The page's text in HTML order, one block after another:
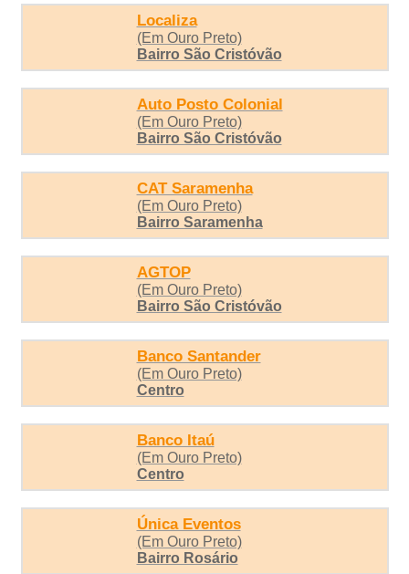
Localiza
(Em Ouro Preto)
Bairro São Cristóvão
Auto Posto Colonial
(Em Ouro Preto)
Bairro São Cristóvão
CAT Saramenha
(Em Ouro Preto)
Bairro Saramenha
AGTOP
(Em Ouro Preto)
Bairro São Cristóvão
Banco Santander
(Em Ouro Preto)
Centro
Banco Itaú
(Em Ouro Preto)
Centro
Única Eventos
(Em Ouro Preto)
Bairro Rosário